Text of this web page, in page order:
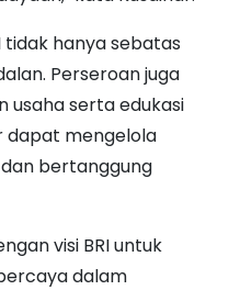
tidak hanya sebatas
Perseroan juga
usaha serta edukasi
dapat mengelola
bertanggung
visi BRI untuk
dalam